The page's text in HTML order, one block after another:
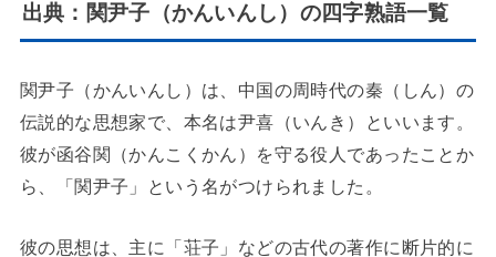
出典：関尹子（かんいんし）の四字熟語一覧
関尹子（かんいんし）は、中国の周時代の秦（しん）の
伝説的な思想家で、本名は尹喜（いんき）といいます。
彼が函谷関（かんこくかん）を守る役人であったことか
ら、「関尹子」という名がつけられました。
彼の思想は、主に「荘子」などの古代の著作に断片的に